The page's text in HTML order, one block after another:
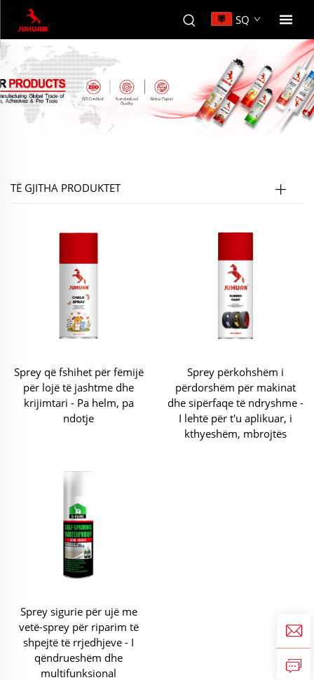
SQ
TË GJITHA PRODUKTET
Sprey që fshihet për fëmijë
për lojë të jashtme dhe
krijimtari - Pa helm, pa
ndotje
Sprey përkohshëm i
përdorshëm për makinat
dhe sipërfaqe të ndryshme -
I lehtë për t'u aplikuar, i
kthyeshëm, mbrojtës
Sprey sigurie për ujë me
vetë-sprey për riparim të
shpejtë të rrjedhjeve - I
qëndrueshëm dhe
multifunksional